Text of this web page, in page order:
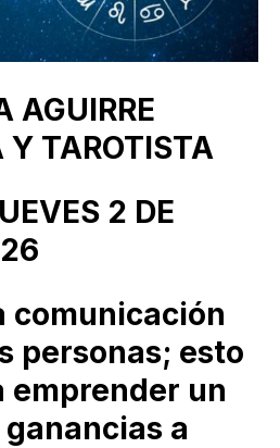
AGUIRRE
Y TAROTISTA
2 DE
comunicación
personas; esto
emprender un
a